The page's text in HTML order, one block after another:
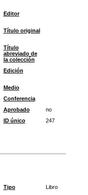
Editor
Título original
Título
abreviado de
la colección
Edición
Medio
Conferencia
Aprobado
no
ID único
247
Tipo
Libro